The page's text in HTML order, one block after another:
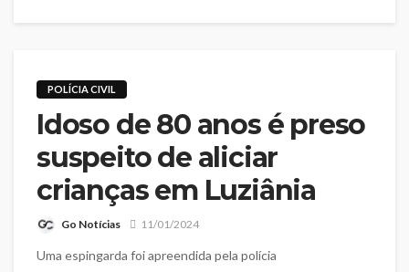
POLÍCIA CIVIL
Idoso de 80 anos é preso
suspeito de aliciar
crianças em Luziânia
Go Notícias 11/01/2024
Uma espingarda foi apreendida pela polícia